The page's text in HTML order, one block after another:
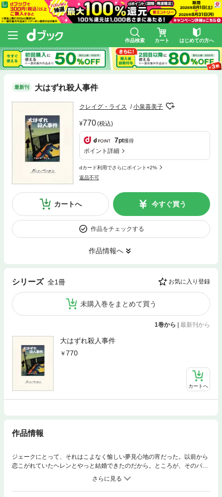
作品検索 カート はじめての方へ
最新刊 大はずれ殺人事件
クレイグ・ライス 小泉喜美子
770(税込)
7pt獲得
ポイント詳細
dカード利用でさらにポイント+2%
返品不可
カートへ 今すぐ買う
作品をチェックする
作品情報へ
シリーズ 全1冊 お気に入り登録
未購入巻をまとめて買う
1巻から | 最新刊から
大はずれ殺人事件
770
カートへ
作品情報
ジェークにとって、それはこよなく愉しい夢見心地の宵だった。以前から
恋こがれていたヘレンとやっと結婚できたのだから。ところが、そのパー
ティの席上、シカゴ社交界のナンバー・ワン、モーナ・マクレーンが`「絶
対つかまらない方法で人を殺してみせる」と公言したのである。よせばい
いのにジェークはその賭けにのった。なにしろ、彼女が失敗したらナイ